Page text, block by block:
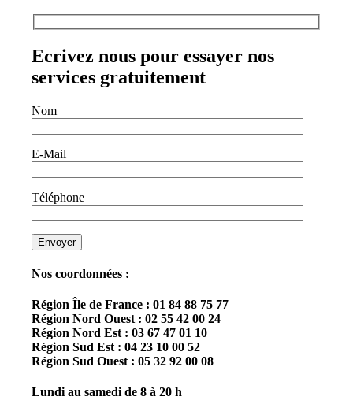
Ecrivez nous pour essayer nos
services gratuitement
Nom
E-Mail
Téléphone
Nos coordonnées :
Région Île de France : 01 84 88 75 77
Région Nord Ouest : 02 55 42 00 24
Région Nord Est : 03 67 47 01 10
Région Sud Est : 04 23 10 00 52
Région Sud Ouest : 05 32 92 00 08
Lundi au samedi de 8 à 20 h